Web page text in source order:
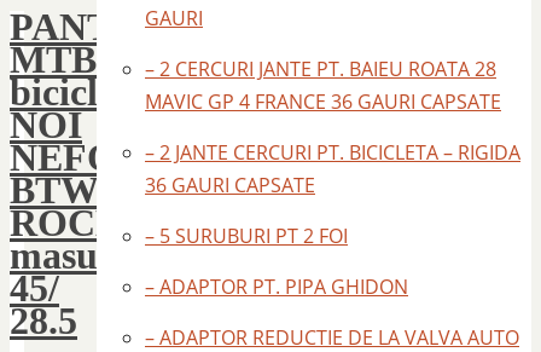
PANTOFI
MTB
bicicleta
NOI
NEFOLOSITI
BTWIN
ROCKRIDER
masura
45/
28.5
GAURI
– 2 CERCURI JANTE PT. BAIEU ROATA 28
MAVIC GP 4 FRANCE 36 GAURI CAPSATE
– 2 JANTE CERCURI PT. BICICLETA – RIGIDA
36 GAURI CAPSATE
– 5 SURUBURI PT 2 FOI
– ADAPTOR PT. PIPA GHIDON
– ADAPTOR REDUCTIE DE LA VALVA AUTO